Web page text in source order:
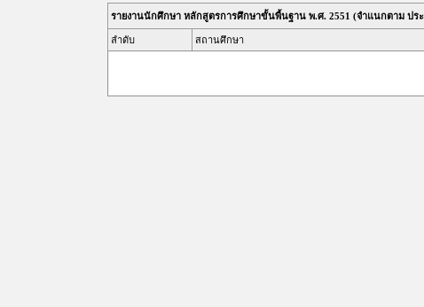
รายงานนักศึกษา หลักสูตรการศึกษาขั้นพื้นฐาน พ.ศ. 2551 (จำแนกตาม ปร
ลำดับ สถานศึกษา